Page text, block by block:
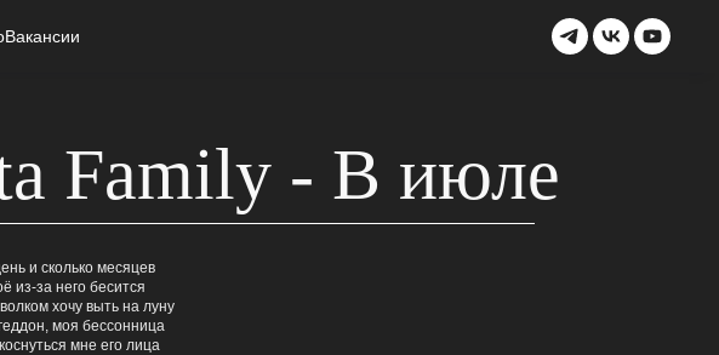
Вакансии
Family - В июле
и сколько месяцев
из-за него бесится
хочу выть на луну
моя бессонница
мне его лица